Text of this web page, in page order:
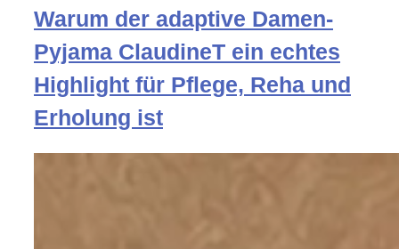
Warum der adaptive Damen-
Pyjama ClaudineT ein echtes
Highlight für Pflege, Reha und
Erholung ist